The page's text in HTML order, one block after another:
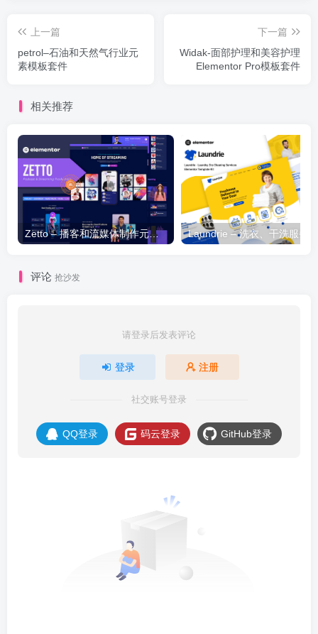
上一篇
petrol–石油和天然气行业元
素模板套件
下一篇
Widak-面部护理和美容护理
Elementor Pro模板套件
相关推荐
Zetto – 播客和流媒体制作元素模板套件
评论 抢沙发
请登录后发表评论
登录 注册
社交账号登录
QQ登录 码云登录 GitHub登录